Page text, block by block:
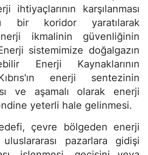
ihtiyaçlarının karşılanması
bir koridor yaratılarak
ikmalinin güvenliğinin
sistemimize doğalgazın
Enerji Kaynaklarının
enerji sentezinin
ve aşamalı olarak enerji
yeterli hale gelinmesi.
çevre bölgeden enerji
uluslararası pazarlara gidişi